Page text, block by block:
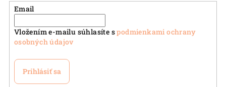
Email
Vložením e-mailu súhlasíte spodmienkami ochrany
osobných údajov
Prihlásiť sa